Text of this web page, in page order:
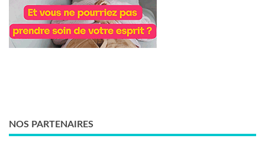
NOS PARTENAIRES